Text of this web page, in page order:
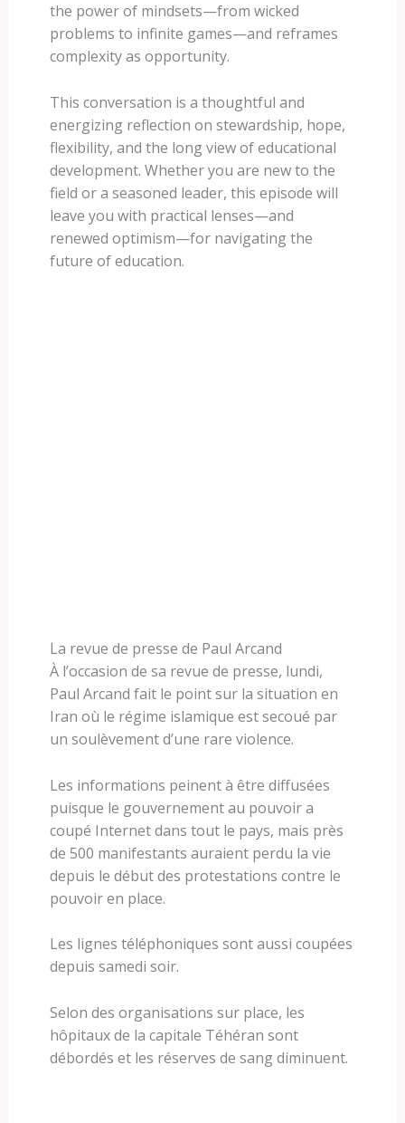
the power of mindsets—from wicked
problems to infinite games—and reframes
complexity as opportunity.
This conversation is a thoughtful and
energizing reflection on stewardship, hope,
flexibility, and the long view of educational
development. Whether you are new to the
field or a seasoned leader, this episode will
leave you with practical lenses—and
renewed optimism—for navigating the
future of education.
La revue de presse de Paul Arcand
À l’occasion de sa revue de presse, lundi,
Paul Arcand fait le point sur la situation en
Iran où le régime islamique est secoué par
un soulèvement d’une rare violence.
Les informations peinent à être diffusées
puisque le gouvernement au pouvoir a
coupé Internet dans tout le pays, mais près
de 500 manifestants auraient perdu la vie
depuis le début des protestations contre le
pouvoir en place.
Les lignes téléphoniques sont aussi coupées
depuis samedi soir.
Selon des organisations sur place, les
hôpitaux de la capitale Téhéran sont
débordés et les réserves de sang diminuent.